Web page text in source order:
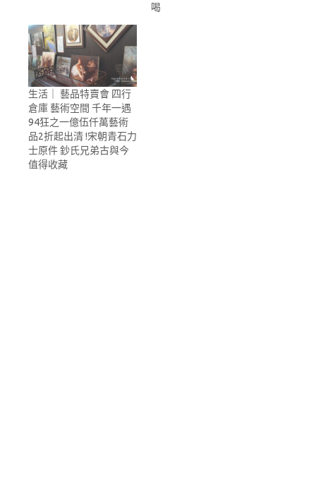
喝
生活｜ 藝品特賣會 四行
倉庫 藝術空間 千年一遇
94狂之一億伍仟萬藝術
品2折起出清 !宋朝青石力
士原件 鈔氏兄弟古與今
值得收藏